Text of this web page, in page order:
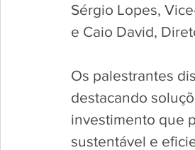
Sérgio Lopes,
e Caio David,
Os palestrantes
destacando
investimento que
sustentável e